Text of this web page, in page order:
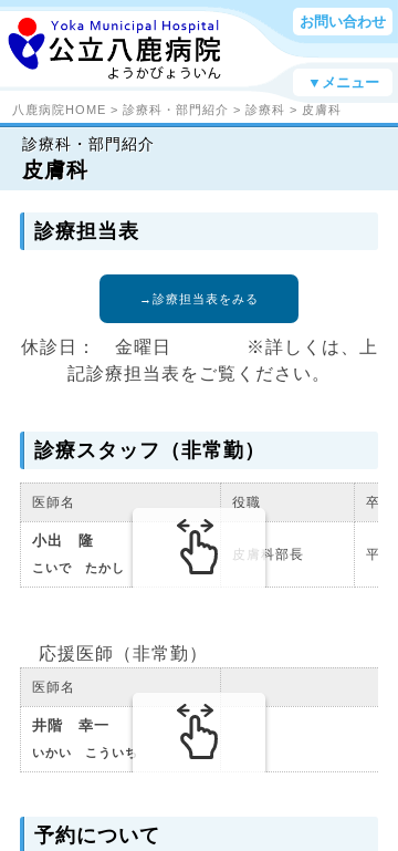
お問い合わせ
▼メニュー
八鹿病院HOME > 診療科・部門紹介 > 診療科 > 皮膚科
診療科・部門紹介
皮膚科
診療担当表
→診療担当表をみる
休診日： 金曜日 ※詳しくは、上
記診療担当表をご覧ください。
診療スタッフ（非常勤）
医師名 役職 卒年
小出 隆
こいで たかし
皮膚科部長 平成
応援医師（非常勤）
医師名
井階 幸一
いかい こういち
予約について